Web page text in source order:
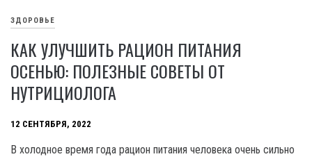
ЗДОРОВЬЕ
КАК УЛУЧШИТЬ РАЦИОН ПИТАНИЯ
ОСЕНЬЮ: ПОЛЕЗНЫЕ СОВЕТЫ ОТ
НУТРИЦИОЛОГА
12 СЕНТЯБРЯ, 2022
В холодное время года рацион питания человека очень сильно